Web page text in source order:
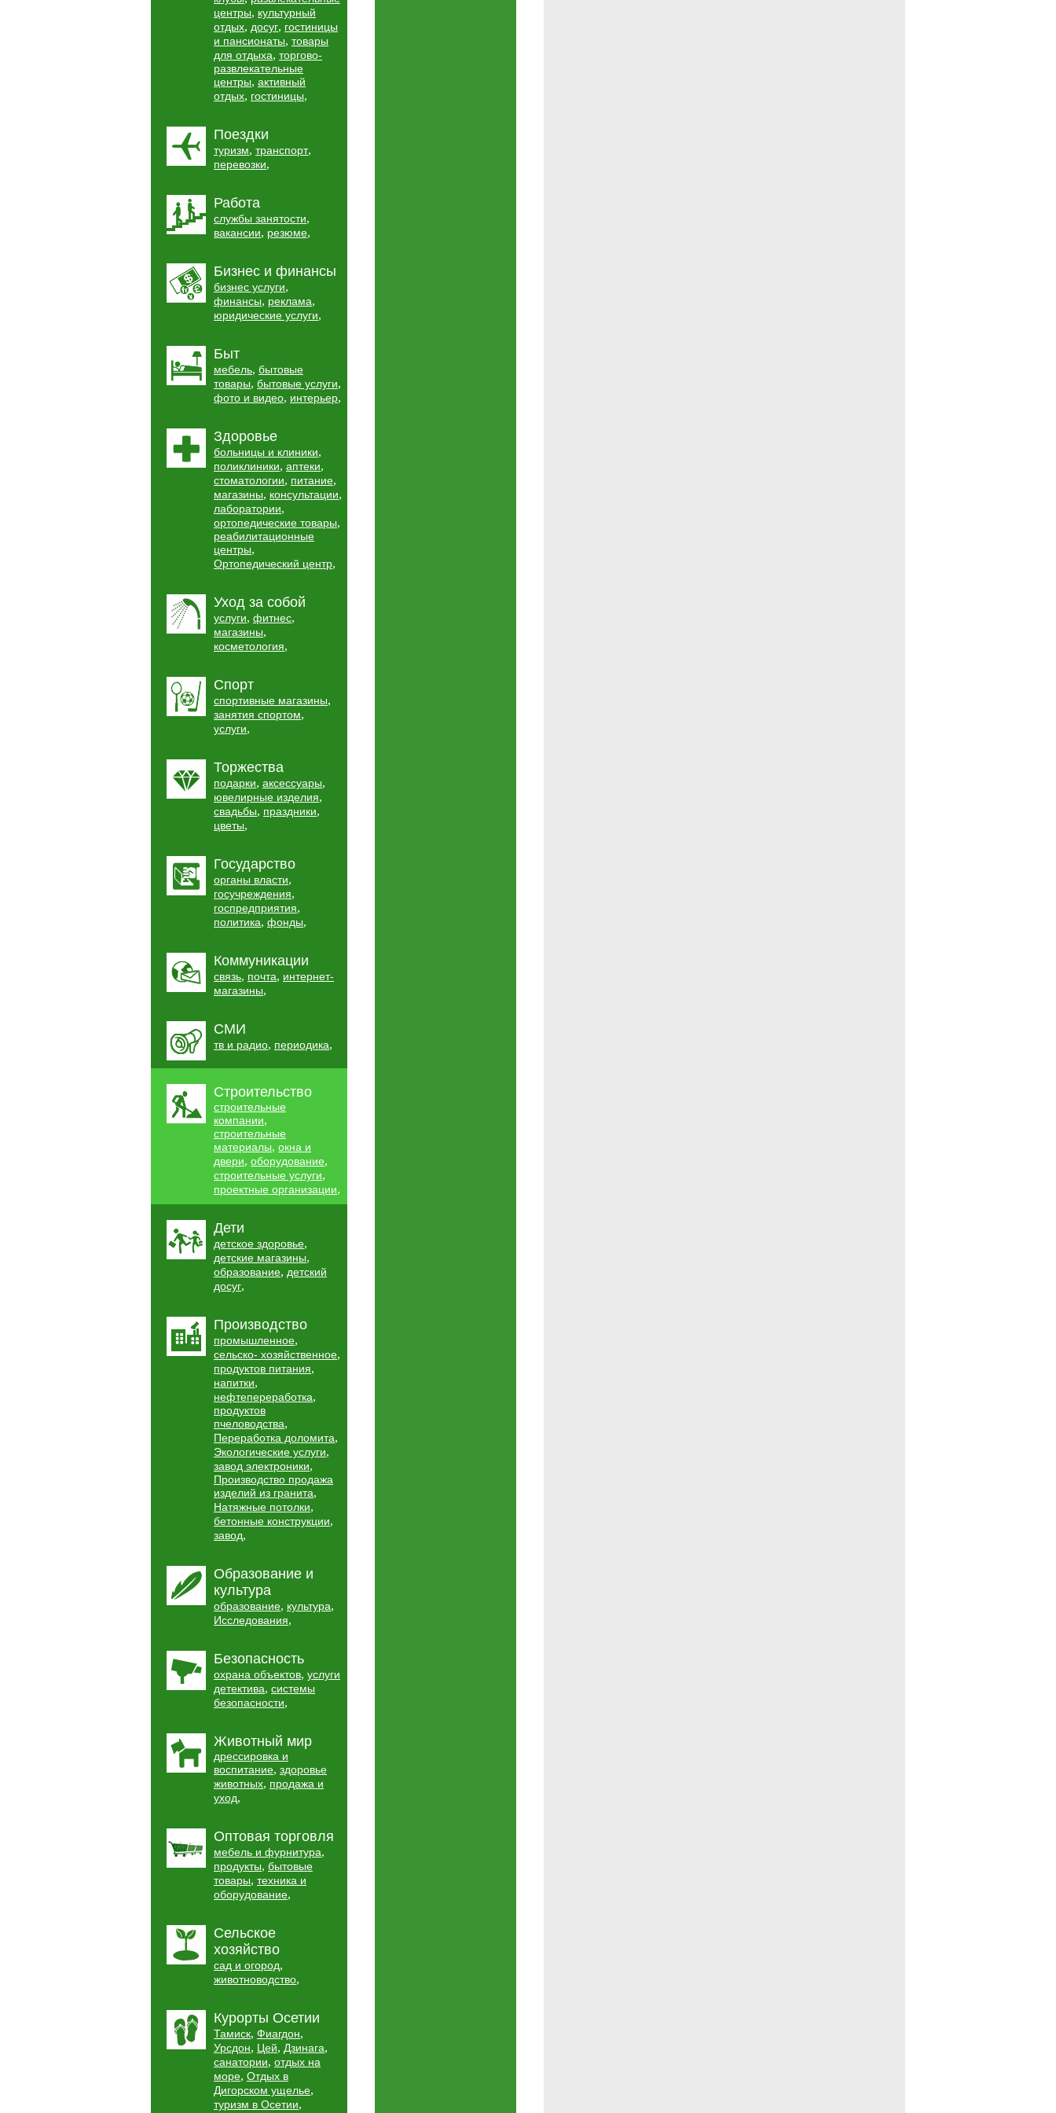
центры, культурный
отдых, досуг, гостиницы
и пансионаты, товары
для отдыха, торгово-
развлекательные
центры, активный
отдых, гостиницы,
Поездки
туризм, транспорт,
перевозки,
Работа
службы занятости,
вакансии, резюме,
Бизнес и финансы
бизнес услуги,
финансы, реклама,
юридические услуги,
Быт
мебель, бытовые
товары, бытовые услуги,
фото и видео, интерьер,
Здоровье
больницы и клиники,
поликлиники, аптеки,
стоматологии, питание,
магазины, консультации,
лаборатории,
ортопедические товары,
реабилитационные
центры,
Ортопедический центр,
Уход за собой
услуги, фитнес,
магазины,
косметология,
Спорт
спортивные магазины,
занятия спортом,
услуги,
Торжества
подарки, аксессуары,
ювелирные изделия,
свадьбы, праздники,
цветы,
Государство
органы власти,
госучреждения,
госпредприятия,
политика, фонды,
Коммуникации
связь, почта, интернет-
магазины,
СМИ
тв и радио, периодика,
Строительство
строительные
компании,
строительные
материалы, окна и
двери, оборудование,
строительные услуги,
проектные организации,
Дети
детское здоровье,
детские магазины,
образование, детский
досуг,
Производство
промышленное,
сельско- хозяйственное,
продуктов питания,
напитки,
нефтепереработка,
продуктов
пчеловодства,
Переработка доломита,
Экологические услуги,
завод электроники,
Производство продажа
изделий из гранита,
Натяжные потолки,
бетонные конструкции,
завод,
Образование и
культура
образование, культура,
Исследования,
Безопасность
охрана объектов, услуги
детектива, системы
безопасности,
Животный мир
дрессировка и
воспитание, здоровье
животных, продажа и
уход,
Оптовая торговля
мебель и фурнитура,
продукты, бытовые
товары, техника и
оборудование,
Сельское
хозяйство
сад и огород,
животноводство,
Курорты Осетии
Тамиск, Фиагдон,
Урсдон, Цей, Дзинага,
санатории, отдых на
море, Отдых в
Дигорском ущелье,
туризм в Осетии,